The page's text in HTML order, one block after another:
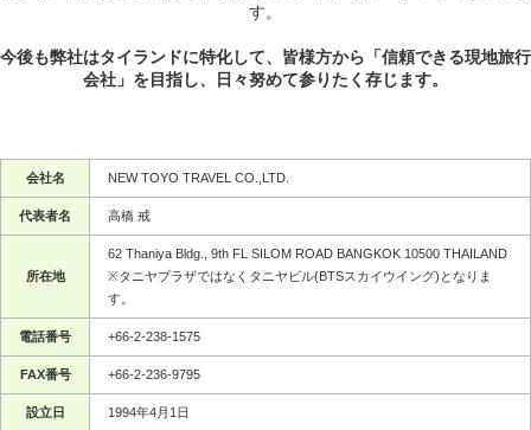
す。
今後も弊社はタイランドに特化して、皆様方から「信頼できる現地旅行
会社」を目指し、日々努めて参りたく存じます。
会社名 NEW TOYO TRAVEL CO.,LTD.
代表者名 高橋 戒
所在地
62 Thaniya Bldg., 9th FL SILOM ROAD BANGKOK 10500 THAILAND
※タニヤプラザではなくタニヤビル(BTSスカイウイング)となりま
す。
電話番号 +66-2-238-1575
FAX番号 +66-2-236-9795
設立日 1994年4月1日